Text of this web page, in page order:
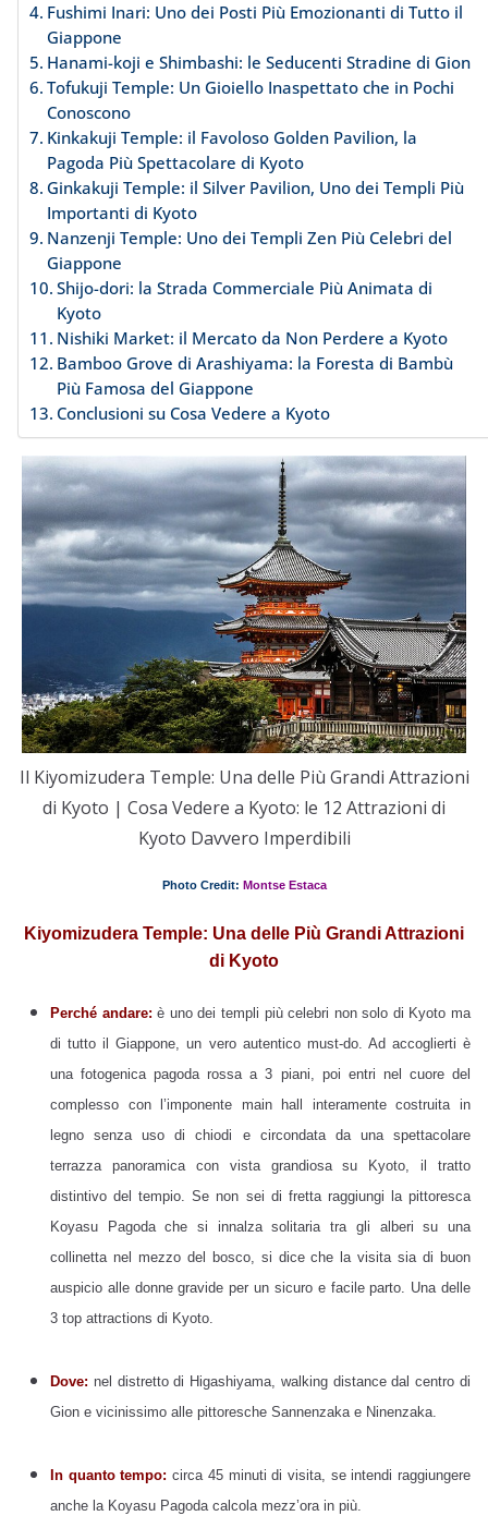
Fushimi Inari: Uno dei Posti Più Emozionanti di Tutto il
Giappone
Hanami-koji e Shimbashi: le Seducenti Stradine di Gion
Tofukuji Temple: Un Gioiello Inaspettato che in Pochi
Conoscono
Kinkakuji Temple: il Favoloso Golden Pavilion, la
Pagoda Più Spettacolare di Kyoto
Ginkakuji Temple: il Silver Pavilion, Uno dei Templi Più
Importanti di Kyoto
Nanzenji Temple: Uno dei Templi Zen Più Celebri del
Giappone
Shijo-dori: la Strada Commerciale Più Animata di
Kyoto
Nishiki Market: il Mercato da Non Perdere a Kyoto
Bamboo Grove di Arashiyama: la Foresta di Bambù
Più Famosa del Giappone
Conclusioni su Cosa Vedere a Kyoto
Il Kiyomizudera Temple: Una delle Più Grandi Attrazioni
di Kyoto | Cosa Vedere a Kyoto: le 12 Attrazioni di
Kyoto Davvero Imperdibili
Photo Credit: Montse Estaca
Kiyomizudera Temple: Una delle Più Grandi Attrazioni
di Kyoto
Perché andare: è uno dei templi più celebri non solo di Kyoto ma
di tutto il Giappone, un vero autentico must-do. Ad accoglierti è
una fotogenica pagoda rossa a 3 piani, poi entri nel cuore del
complesso con l’imponente main hall interamente costruita in
legno senza uso di chiodi e circondata da una spettacolare
terrazza panoramica con vista grandiosa su Kyoto, il tratto
distintivo del tempio. Se non sei di fretta raggiungi la pittoresca
Koyasu Pagoda che si innalza solitaria tra gli alberi su una
collinetta nel mezzo del bosco, si dice che la visita sia di buon
auspicio alle donne gravide per un sicuro e facile parto. Una delle
3 top attractions di Kyoto.
Dove: nel distretto di Higashiyama, walking distance dal centro di
Gion e vicinissimo alle pittoresche Sannenzaka e Ninenzaka.
In quanto tempo: circa 45 minuti di visita, se intendi raggiungere
anche la Koyasu Pagoda calcola mezz’ora in più.